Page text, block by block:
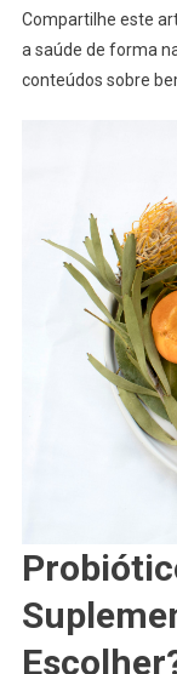
Compartilhe este
a saúde de forma
conteúdos sobre